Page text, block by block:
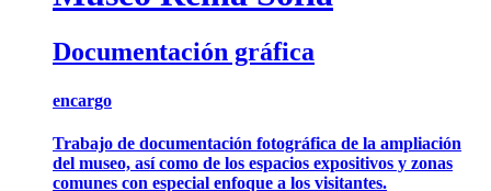
Documentación gráfica
encargo
Trabajo de documentación fotográfica de la ampliación
del museo, así como de los espacios expositivos y zonas
comunes con especial enfoque a los visitantes.